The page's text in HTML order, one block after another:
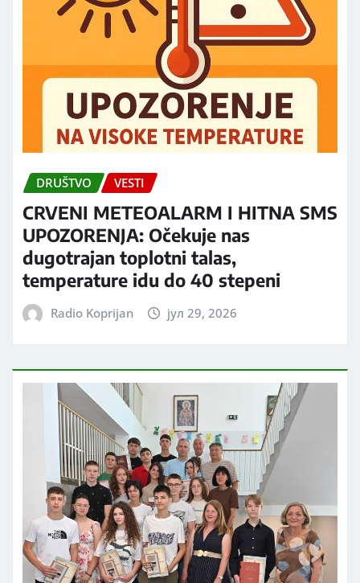
DRUŠTVO VESTI
CRVENI METEOALARM I HITNA SMS
UPOZORENJA: Očekuje nas
dugotrajan toplotni talas,
temperature idu do 40 stepeni
Radio Koprijan јул 29, 2026